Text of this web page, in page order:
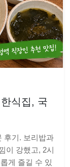
식집, 국
후기. 보리밥과
이 강했고, 2시
게 즐길 수 있